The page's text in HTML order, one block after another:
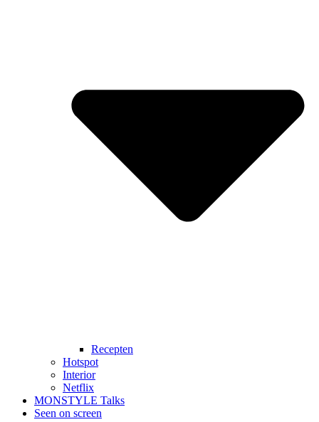
Recepten
Hotspot
Interior
Netflix
MONSTYLE Talks
Seen on screen